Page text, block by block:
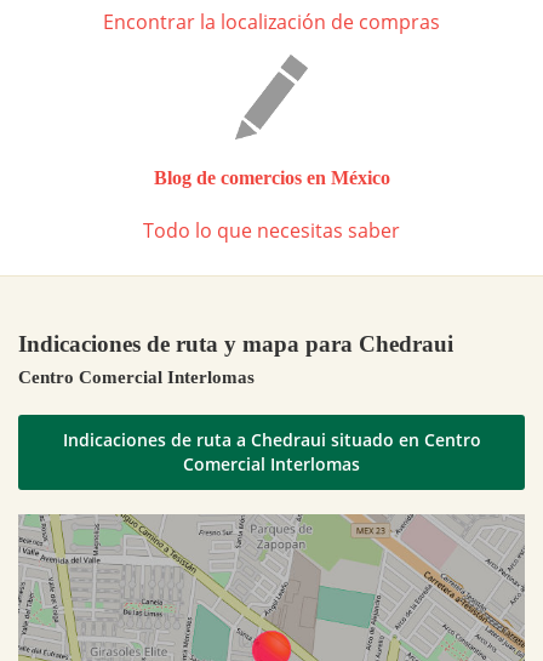
Encontrar la localización de compras
Blog de comercios en México
Todo lo que necesitas saber
Indicaciones de ruta y mapa para Chedraui
Centro Comercial Interlomas
Indicaciones de ruta a Chedraui situado en Centro
Comercial Interlomas